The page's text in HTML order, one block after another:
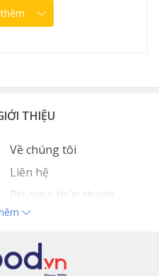
THIỆU
Về chúng tôi
Liên hệ
Phương thức thanh
toán
Tuyển dụng